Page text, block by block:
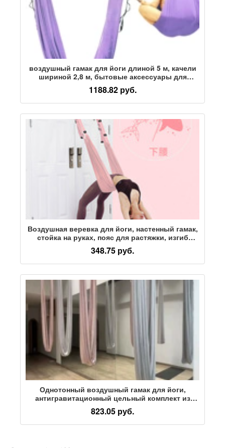
воздушный гамак для йоги длиной 5 м, качели
шириной 2,8 м, бытовые аксессуары для
помещений, фиксированная веревочная
подвесная ткань для студии йоги
1188.82 руб.
Воздушная веревка для йоги, настенный гамак,
стойка на руках, пояс для растяжки, изгиб
спины, тренажер для поясницы,
вспомогательные инструменты,
принадлежности, хозяйственное кольцо
348.75 руб.
Однотонный воздушный гамак для йоги,
антигравитационный цельный комплект из
микроэластичной ткани без сращивания,
прямые поставки из-за границы для студии
йоги
823.05 руб.